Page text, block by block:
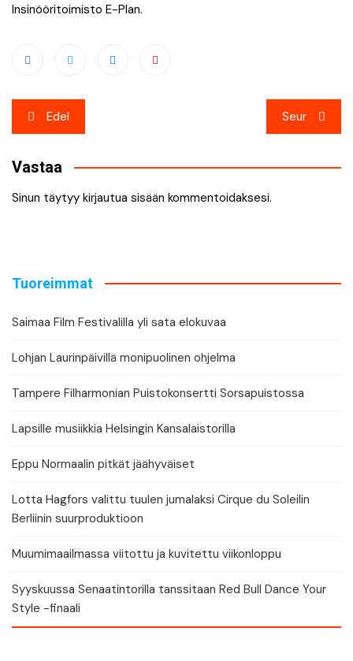
Insinööritoimisto E-Plan.
Artikkelien
selaus
Edel Seur
Vastaa
Sinun täytyy kirjautua sisään kommentoidaksesi.
Tuoreimmat
Saimaa Film Festivalilla yli sata elokuvaa
Lohjan Laurinpäivillä monipuolinen ohjelma
Tampere Filharmonian Puistokonsertti Sorsapuistossa
Lapsille musiikkia Helsingin Kansalaistorilla
Eppu Normaalin pitkät jäähyväiset
Lotta Hagfors valittu tuulen jumalaksi Cirque du Soleilin
Berliinin suurproduktioon
Muumimaailmassa viitottu ja kuvitettu viikonloppu
Syyskuussa Senaatintorilla tanssitaan Red Bull Dance Your
Style -finaali